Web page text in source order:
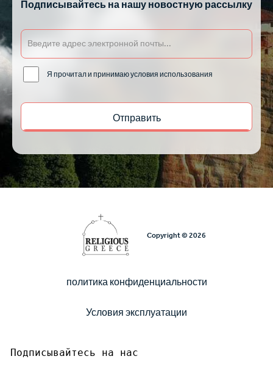
Подписывайтесь на нашу новостную рассылку
Я прочитал и принимаю условия использования
Copyright © 2026
Υποσέλιδο
политика конфиденциальности
Условия эксплуатации
Подписывайтесь на нас